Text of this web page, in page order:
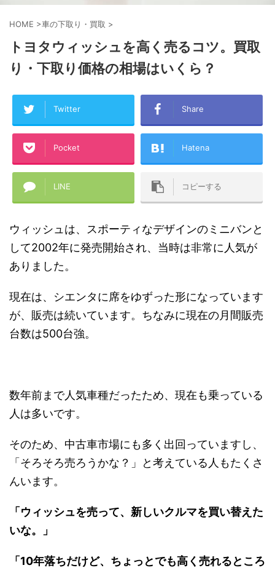
HOME >車の下取り・買取 >
トヨタウィッシュを高く売るコツ。買取
り・下取り価格の相場はいくら？
Twitter Share
Pocket Hatena
LINE コピーする
ウィッシュは、スポーティなデザインのミニバンと
して2002年に発売開始され、当時は非常に人気が
ありました。
現在は、シエンタに席をゆずった形になっています
が、販売は続いています。ちなみに現在の月間販売
台数は500台強。
数年前まで人気車種だったため、現在も乗っている
人は多いです。
そのため、中古車市場にも多く出回っていますし、
「そろそろ売ろうかな？」と考えている人もたくさ
んいます。
「ウィッシュを売って、新しいクルマを買い替えた
いな。」
「10年落ちだけど、ちょっとでも高く売れるところ